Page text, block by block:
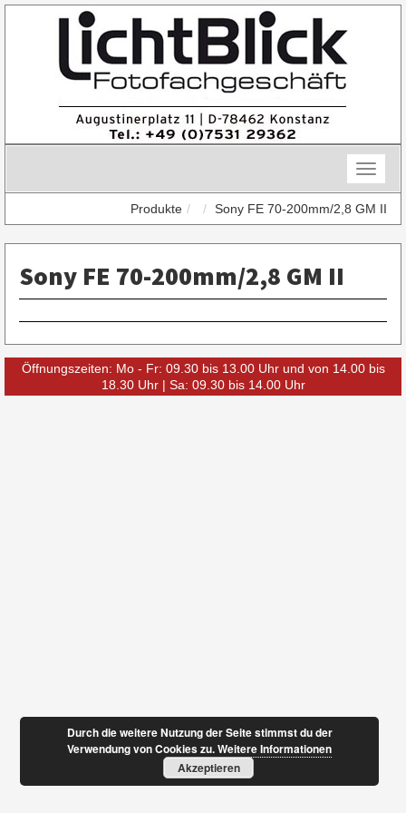
Toggle
Produkte
Sony FE 70-200mm/2,8 GM II
Sony FE 70-200mm/2,8 GM II
Öffnungszeiten: Mo - Fr: 09.30 bis 13.00 Uhr und von 14.00 bis
18.30 Uhr | Sa: 09.30 bis 14.00 Uhr
Durch die weitere Nutzung der Seite stimmst du der
Verwendung von Cookies zu.Weitere Informationen
Akzeptieren